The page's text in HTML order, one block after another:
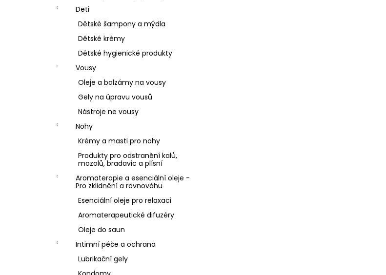
Deti
Dětské šampony a mýdla
Dětské krémy
Dětské hygienické produkty
Vousy
Oleje a balzámy na vousy
Gely na úpravu vousů
Nástroje ne vousy
Nohy
Krémy a masti pro nohy
Produkty pro odstranění kalů,
mozolů, bradavic a plísní
Aromaterapie a esenciální oleje -
Pro zklidnění a rovnováhu
Esenciální oleje pro relaxaci
Aromaterapeutické difuzéry
Oleje do saun
Intimní péče a ochrana
Lubrikační gely